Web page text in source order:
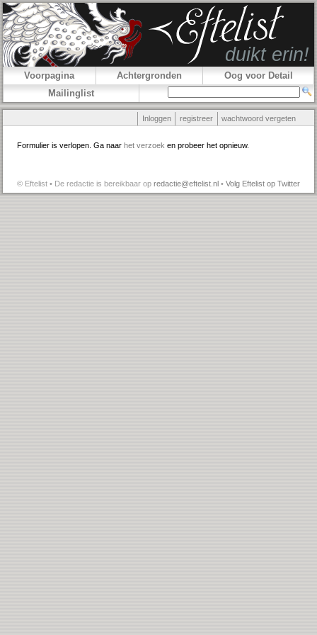
Voorpagina Achtergronden
Oog voor Detail
Mailinglist
Inloggen registreer wachtwoord vergeten
Formulier is verlopen. Ga naar het verzoek en probeer het opnieuw.
© Eftelist • De redactie is bereikbaar op redactie@eftelist.nl • Volg Eftelist op Twitter